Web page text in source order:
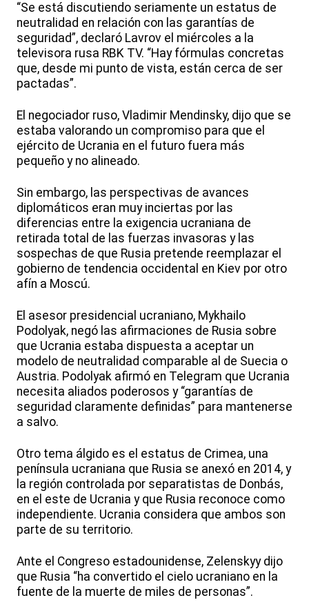
“Se está discutiendo seriamente un estatus de
neutralidad en relación con las garantías de
seguridad”, declaró Lavrov el miércoles a la
televisora rusa RBK TV. “Hay fórmulas concretas
que, desde mi punto de vista, están cerca de ser
pactadas”.
El negociador ruso, Vladimir Mendinsky, dijo que se
estaba valorando un compromiso para que el
ejército de Ucrania en el futuro fuera más
pequeño y no alineado.
Sin embargo, las perspectivas de avances
diplomáticos eran muy inciertas por las
diferencias entre la exigencia ucraniana de
retirada total de las fuerzas invasoras y las
sospechas de que Rusia pretende reemplazar el
gobierno de tendencia occidental en Kiev por otro
afín a Moscú.
El asesor presidencial ucraniano, Mykhailo
Podolyak, negó las afirmaciones de Rusia sobre
que Ucrania estaba dispuesta a aceptar un
modelo de neutralidad comparable al de Suecia o
Austria. Podolyak afirmó en Telegram que Ucrania
necesita aliados poderosos y “garantías de
seguridad claramente definidas” para mantenerse
a salvo.
Otro tema álgido es el estatus de Crimea, una
península ucraniana que Rusia se anexó en 2014, y
la región controlada por separatistas de Donbás,
en el este de Ucrania y que Rusia reconoce como
independiente. Ucrania considera que ambos son
parte de su territorio.
Ante el Congreso estadounidense, Zelenskyy dijo
que Rusia “ha convertido el cielo ucraniano en la
fuente de la muerte de miles de personas”.